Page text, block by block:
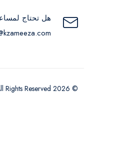
هل تحتاج
© 2026 Kza Meeza. All Rights Reserved